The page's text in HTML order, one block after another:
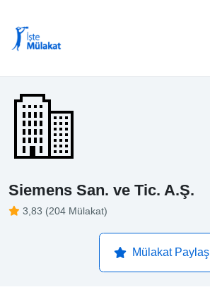
Siemens San. ve Tic. A.Ş.
3,83 (204 Mülakat)
Mülakat Paylaş